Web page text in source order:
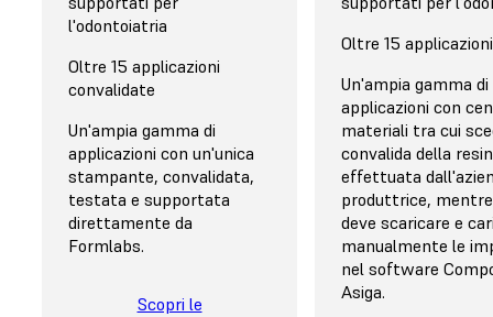
Rapida, facile e senza
Build Platform Flex
stampa impedisce la
rottura delle parti e i
potenziali danni alle
stesse durante la
rimozione.
l'odontoiatria
Oltre 15 applicazioni
convalidate
Un'ampia gamma di
applicazioni con un'unica
stampante, convalidata,
testata e supportata
direttamente da
Formlabs.
Scopri le
Rimozione
parti, da estrarre
strumenti
Rischio di
delle parti o di
la rimozione.
Oltre 15 applicazioni
Un'ampia gamma di
applicazioni con
materiali tra cui
convalida della
effettuata
produttrice,
deve scaricare e
manualmente le
nel software
Asiga.